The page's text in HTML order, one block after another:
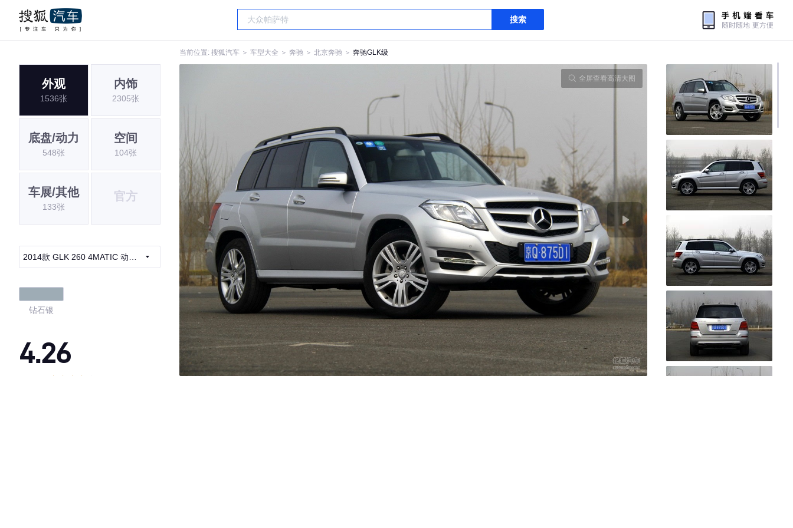
搜索
当前位置: 搜狐汽车 ＞ 车型大全 ＞ 奔驰 ＞ 北京奔驰 ＞ 奔驰GLK级
外观
1536张
内饰
2305张
底盘/动力
548张
空间
104张
车展/其他
133张
官方
2014款 GLK 260 4MATIC 动感
钻石银
4.26
全屏查看高清大图